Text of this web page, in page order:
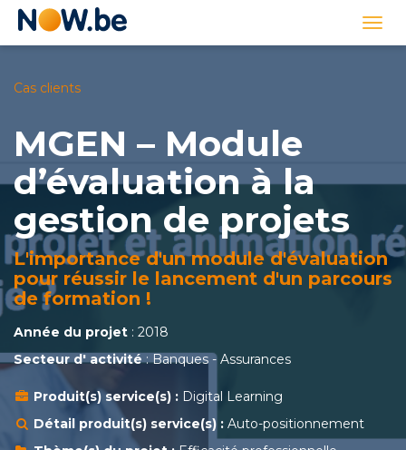
Lien
Cas clients
MGEN – Module
d’évaluation à la
gestion de projets
L'importance d'un module d'évaluation
pour réussir le lancement d'un parcours
de formation !
Année du projet : 2018
Secteur d' activité: Banques - Assurances
Produit(s) service(s) : Digital Learning
Détail produit(s) service(s) : Auto-positionnement